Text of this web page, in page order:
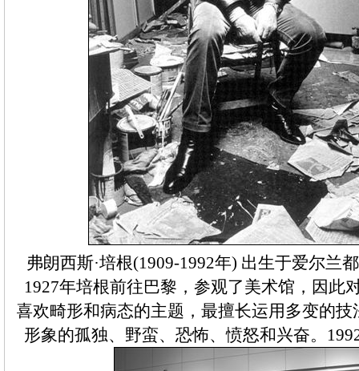
弗朗西斯·培根(1909-1992年) 出生于爱尔兰
1927年培根前往巴黎，参观了美术馆，因此
喜欢畸形和病态的主题，最擅长运用多变的
形象的孤独、野蛮、恐怖、愤怒和兴奋。